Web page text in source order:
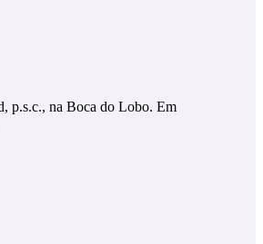
p.s.c., na Boca do Lobo. Em